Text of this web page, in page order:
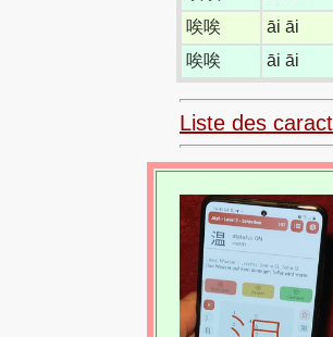
唉唉
āi āi
唉唉
āi āi
Liste des